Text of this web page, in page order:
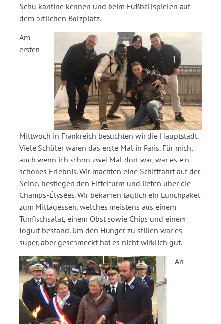
Schulkantine kennen und beim Fußballspielen auf
dem örtlichen Bolzplatz.
Am
ersten
Mittwoch in Frankreich besuchten wir die Hauptstadt.
Viele Schüler waren das erste Mal in Paris. Für mich,
auch wenn ich schon zwei Mal dort war, war es ein
schönes Erlebnis. Wir machten eine Schifffahrt auf der
Seine, bestiegen den Eiffelturm und liefen über die
Champs-Élysées. Wir bekamen täglich ein Lunchpaket
zum Mittagessen, welches meistens aus einem
Tunfischsalat, einem Obst sowie Chips und einem
Jogurt bestand. Um den Hunger zu stillen war es
super, aber geschmeckt hat es nicht wirklich gut.
An